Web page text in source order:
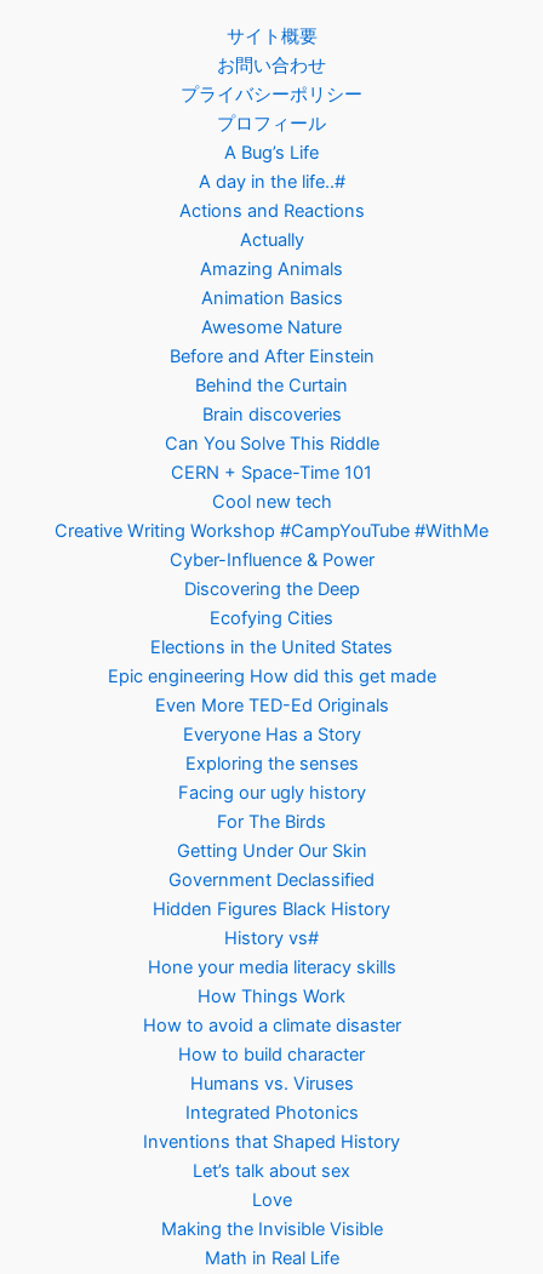
サイト概要
お問い合わせ
プライバシーポリシー
プロフィール
A Bug’s Life
A day in the life..#
Actions and Reactions
Actually
Amazing Animals
Animation Basics
Awesome Nature
Before and After Einstein
Behind the Curtain
Brain discoveries
Can You Solve This Riddle
CERN + Space-Time 101
Cool new tech
Creative Writing Workshop #CampYouTube #WithMe
Cyber-Influence & Power
Discovering the Deep
Ecofying Cities
Elections in the United States
Epic engineering How did this get made
Even More TED-Ed Originals
Everyone Has a Story
Exploring the senses
Facing our ugly history
For The Birds
Getting Under Our Skin
Government Declassified
Hidden Figures Black History
History vs#
Hone your media literacy skills
How Things Work
How to avoid a climate disaster
How to build character
Humans vs. Viruses
Integrated Photonics
Inventions that Shaped History
Let’s talk about sex
Love
Making the Invisible Visible
Math in Real Life